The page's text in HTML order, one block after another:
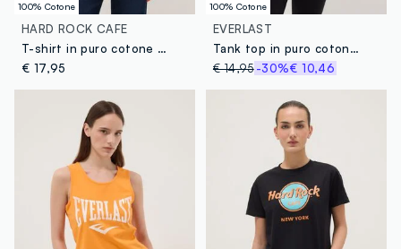
100% Cotone
HARD ROCK CAFE
T-shirt in puro cotone grigia regular fit con logo Hard Rock Cafe
€ 17,95
100% Cotone
EVERLAST
Tank top in puro cotone nero regular fit con logo Everlast
€ 14,95 -30%€ 10,46